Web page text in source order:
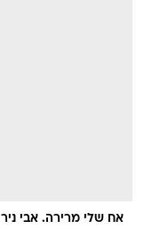
אח שלי מרירה. אבי ניר